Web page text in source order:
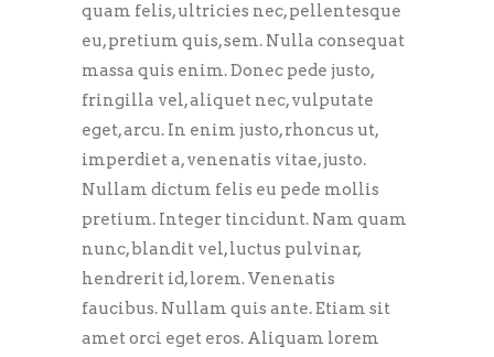
quam felis, ultricies nec, pellentesque
eu, pretium quis, sem. Nulla consequat
massa quis enim. Donec pede justo,
fringilla vel, aliquet nec, vulputate
eget, arcu. In enim justo, rhoncus ut,
imperdiet a, venenatis vitae, justo.
Nullam dictum felis eu pede mollis
pretium. Integer tincidunt. Nam quam
nunc, blandit vel, luctus pulvinar,
hendrerit id, lorem. Venenatis
faucibus. Nullam quis ante. Etiam sit
amet orci eget eros. Aliquam lorem